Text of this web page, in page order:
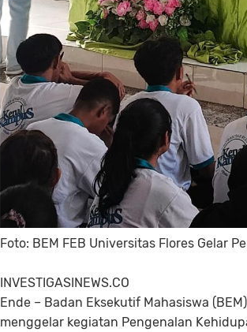
Foto: BEM FEB Universitas Flores Gelar
INVESTIGASINEWS.CO
Ende – Badan Eksekutif Mahasiswa
menggelar kegiatan Pengenalan